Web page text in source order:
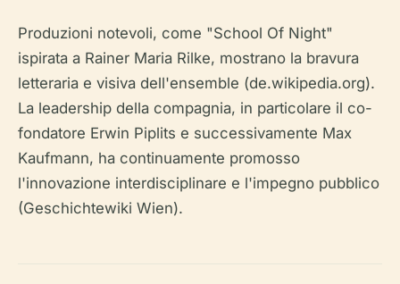
Produzioni notevoli, come "School Of Night"
ispirata a Rainer Maria Rilke, mostrano la bravura
letteraria e visiva dell'ensemble (de.wikipedia.org).
La leadership della compagnia, in particolare il co-
fondatore Erwin Piplits e successivamente Max
Kaufmann, ha continuamente promosso
l'innovazione interdisciplinare e l'impegno pubblico
(Geschichtewiki Wien).